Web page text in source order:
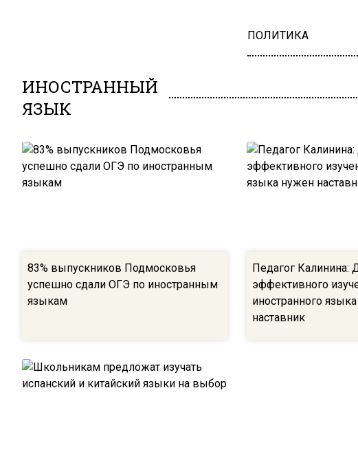
ПОЛИТИКА
ИНОСТРАННЫЙ
ЯЗЫК
83% выпускников Подмосковья
успешно сдали ОГЭ по иностранным
языкам
Педагог Калинина:
эффективного
иностранного
наставник